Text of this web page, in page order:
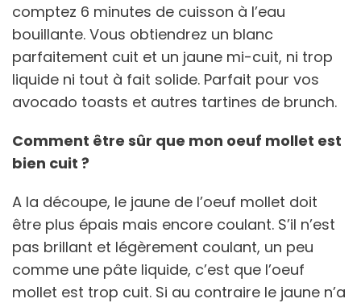
comptez 6 minutes de cuisson à l’eau
bouillante. Vous obtiendrez un blanc
parfaitement cuit et un jaune mi-cuit, ni trop
liquide ni tout à fait solide. Parfait pour vos
avocado toasts et autres tartines de brunch.
Comment être sûr que mon oeuf mollet est
bien cuit ?
A la découpe, le jaune de l’oeuf mollet doit
être plus épais mais encore coulant. S’il n’est
pas brillant et légèrement coulant, un peu
comme une pâte liquide, c’est que l’oeuf
mollet est trop cuit. Si au contraire le jaune n’a